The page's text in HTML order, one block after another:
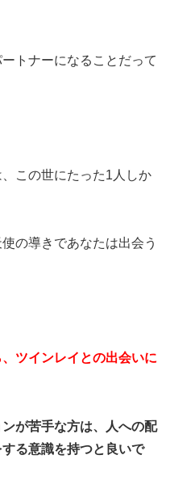
トナーになることだって
この世にたった1人しか
の導きであなたは出会う
ツインレイとの出会いに
が苦手な方は、人への配
る意識を持つと良いで